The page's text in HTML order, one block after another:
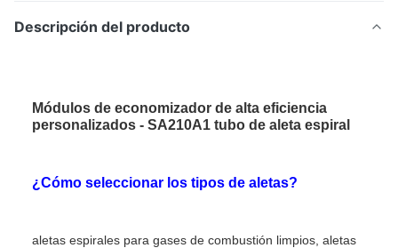
Descripción del producto
Módulos de economizador de alta eficiencia
personalizados - SA210A1 tubo de aleta espiral
¿Cómo seleccionar los tipos de aletas?
aletas espirales para gases de combustión limpios, aletas